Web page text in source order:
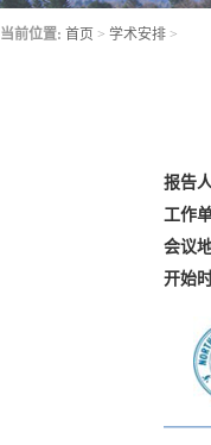
当前位置: 首页 > 学术安排 >
报告人
工作
会议
开始